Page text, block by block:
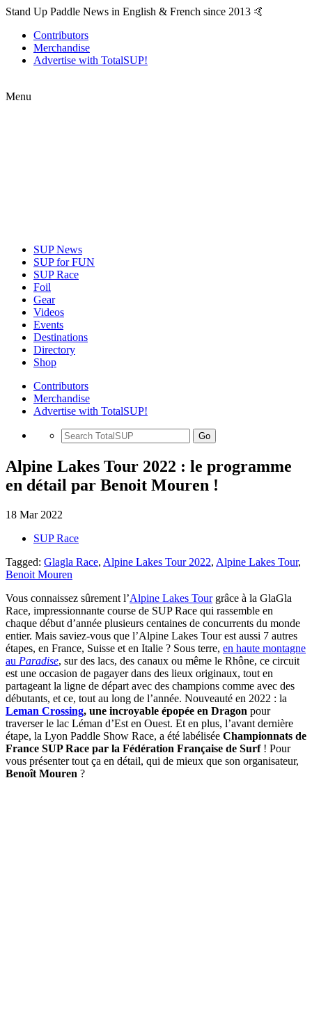
Stand Up Paddle News in English & French since 2013 🤙
Contributors
Merchandise
Advertise with TotalSUP!
Menu
SUP News
SUP for FUN
SUP Race
Foil
Gear
Videos
Events
Destinations
Directory
Shop
Contributors
Merchandise
Advertise with TotalSUP!
Go
Alpine Lakes Tour 2022 : le programme
en détail par Benoit Mouren !
18 Mar 2022
SUP Race
Tagged: Glagla Race, Alpine Lakes Tour 2022, Alpine Lakes Tour,
Benoit Mouren
Vous connaissez sûrement l’Alpine Lakes Tourgrâce à la GlaGla
Race, impressionnante course de SUP Race qui rassemble en
chaque début d’année plusieurs centaines de concurrents du monde
entier. Mais saviez-vous que l’Alpine Lakes Tour est aussi 7 autres
étapes, en France, Suisse et en Italie ? Sous terre, en haute montagne
au Paradise, sur des lacs, des canaux ou même le Rhône, ce circuit
est une occasion de pagayer dans des lieux originaux, tout en
partageant la ligne de départ avec des champions comme avec des
débutants, et ce, tout au long de l’année. Nouveauté en 2022 : la
Leman Crossing, une incroyable épopée en Dragon pour
traverser le lac Léman d’Est en Ouest. Et en plus, l’avant dernière
étape, la Lyon Paddle Show Race, a été labélisée Championnats de
France SUP Race par la Fédération Française de Surf! Pour
vous présenter tout ça en détail, qui de mieux que son organisateur,
Benoît Mouren ?